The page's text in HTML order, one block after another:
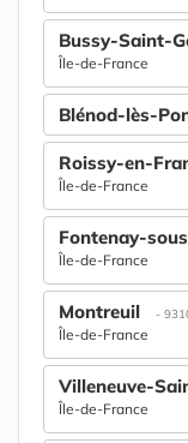
Bussy-Saint-
Île-de-France
Blénod-lès-
Roissy-en-
Île-de-France
Fontenay-
Île-de-France
Montreuil -
Île-de-France
Villeneuve-
Île-de-France